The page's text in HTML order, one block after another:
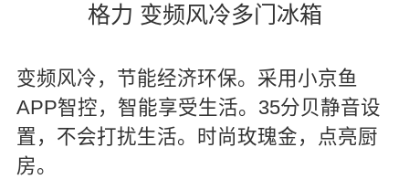
格力 变频风冷多门冰箱
变频风冷，节能经济环保。采用小京鱼
APP智控，智能享受生活。35分贝静音设
置，不会打扰生活。时尚玫瑰金，点亮厨
房。